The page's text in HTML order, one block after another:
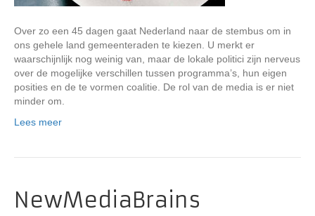
Over zo een 45 dagen gaat Nederland naar de stembus om in
ons gehele land gemeenteraden te kiezen. U merkt er
waarschijnlijk nog weinig van, maar de lokale politici zijn nerveus
over de mogelijke verschillen tussen programma’s, hun eigen
posities en de te vormen coalitie. De rol van de media is er niet
minder om.
Lees meer
NewMediaBrains